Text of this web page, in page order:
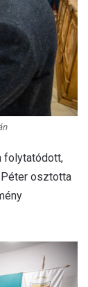
folytatódott,
Péter osztotta